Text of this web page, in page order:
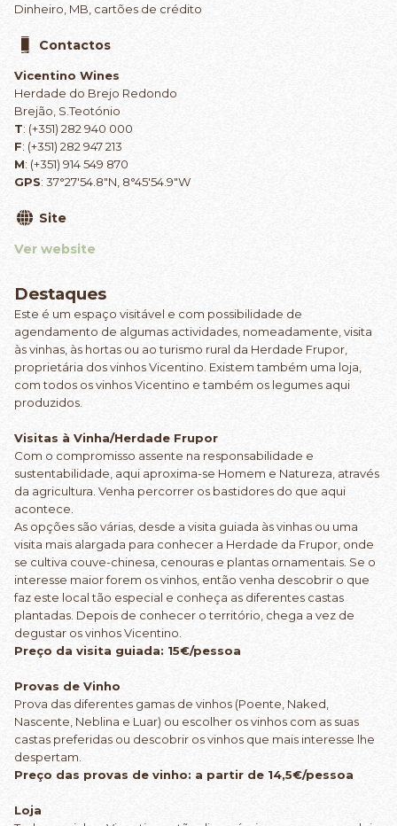
Dinheiro, MB, cartões de crédito
Contactos
Vicentino Wines
Herdade do Brejo Redondo
Brejão, S.Teotónio
T: (+351) 282 940 000
F: (+351) 282 947 213
M: (+351) 914 549 870
GPS: 37°27'54.8"N, 8°45'54.9"W
Site
Ver website
Destaques
Este é um espaço visitável e com possibilidade de
agendamento de algumas actividades, nomeadamente, visita
às vinhas, às hortas ou ao turismo rural da Herdade Frupor,
proprietária dos vinhos Vicentino. Existem também uma loja,
com todos os vinhos Vicentino e também os legumes aqui
produzidos.
Visitas à Vinha/Herdade Frupor
Com o compromisso assente na responsabilidade e
sustentabilidade, aqui aproxima-se Homem e Natureza, através
da agricultura. Venha percorrer os bastidores do que aqui
acontece.
As opções são várias, desde a visita guiada às vinhas ou uma
visita mais alargada para conhecer a Herdade da Frupor, onde
se cultiva couve-chinesa, cenouras e plantas ornamentais. Se o
interesse maior forem os vinhos, então venha descobrir o que
faz este local tão especial e conheça as diferentes castas
plantadas. Depois de conhecer o território, chega a vez de
degustar os vinhos Vicentino.
Preço da visita guiada: 15€/pessoa
Provas de Vinho
Prova das diferentes gamas de vinhos (Poente, Naked,
Nascente, Neblina e Luar) ou escolher os vinhos com as suas
castas preferidas ou descobrir os vinhos que mais interesse lhe
despertam.
Preço das provas de vinho: a partir de 14,5€/pessoa
Loja